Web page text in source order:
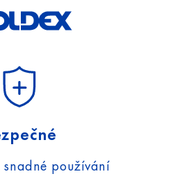
používání